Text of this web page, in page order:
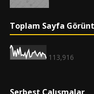
Toplam Sayfa
113,916